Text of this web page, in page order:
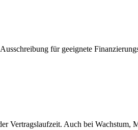
für geeignete
Vertragslaufzeit. Auch bei Wachstum,